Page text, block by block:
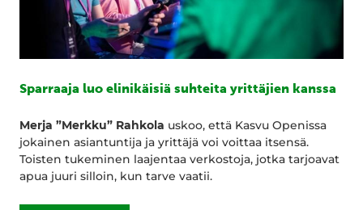
Sparraaja luo elinikäisiä suhteita yrittäjien kanssa
Merja ”Merkku” Rahkola uskoo, että Kasvu Openissa
jokainen asiantuntija ja yrittäjä voi voittaa itsensä.
Toisten tukeminen laajentaa verkostoja, jotka tarjoavat
apua juuri silloin, kun tarve vaatii.